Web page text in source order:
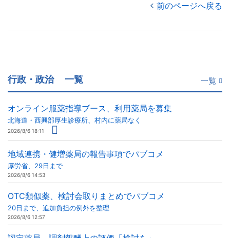
前のページへ戻る
行政・政治 一覧 一覧
オンライン服薬指導ブース、利用薬局を募集
北海道・西興部厚生診療所、村内に薬局なく
2026/8/6 18:11
地域連携・健増薬局の報告事項でパブコメ
厚労省、29日まで
2026/8/6 14:53
OTC類似薬、検討会取りまとめでパブコメ
20日まで、追加負担の例外を整理
2026/8/6 12:57